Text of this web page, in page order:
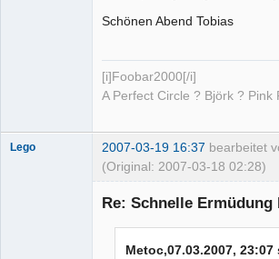
Schönen Abend Tobias
[i]Foobar2000[/i]
A Perfect Circle ? Björk ? Pink
Lego 2007-03-19 16:37 bearbeitet
(Original: 2007-03-18 02:28)
Re: Schnelle Ermüdung
Metoc,07.03.2007,